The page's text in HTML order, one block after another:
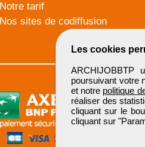
Les cookies
ARCHIJOBBTP
poursuivant votre
et notre politique
réaliser des
cliquant sur le
cliquant sur
Notre tarif
Nos sites de codiffusion